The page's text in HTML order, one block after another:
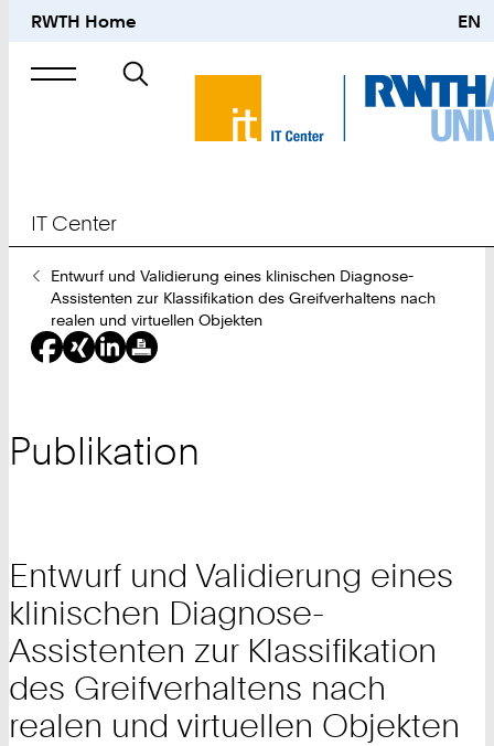
RWTH Home EN
Suche
nach
IT Center
Sie
sind
hier:
Entwurf und Validierung eines klinischen Diagnose-
Assistenten zur Klassifikation des Greifverhaltens nach
realen und virtuellen Objekten
Publikation
Entwurf und Validierung eines
klinischen Diagnose-
Assistenten zur Klassifikation
des Greifverhaltens nach
realen und virtuellen Objekten